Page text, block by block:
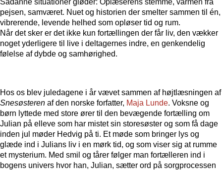
Sådanne situationer gløder: Oplæserens stemme, varmen fra
pejsen, samværet. Nuet og historien der smelter sammen til én,
vibrerende, levende helhed som opløser tid og rum.
Når det sker er det ikke kun fortællingen der får liv, den vækker
noget yderligere til live i deltagernes indre, en genkendelig
følelse af dybde og samhørighed.
Hos os blev juledagene i år vævet sammen af højtlæsningen af
Snesøsteren af den norske forfatter, Maja Lunde. Voksne og
børn lyttede med store ører til den bevægende fortælling om
Julian på elleve som har mistet sin storesøster og som få dage
inden jul møder Hedvig på ti. Et møde som bringer lys og
glæde ind i Julians liv i en mørk tid, og som viser sig at rumme
et mysterium. Med smil og tårer følger man fortælleren ind i
bogens univers hvor han, Julian, sætter ord på sorgprocessen